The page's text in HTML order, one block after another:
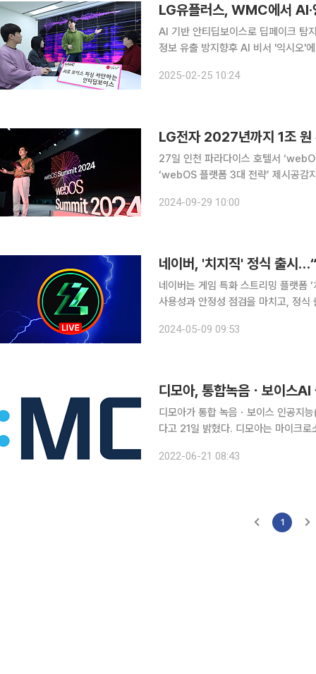
LG유플러스, WMC에서 AI·
AI 기반 안티딥보이스로 딥페이크 탐
정보 유출 방지향후 AI 비서 '익시오'에 탑
인정보 유출을 막는 인공지능(AI)·양
2025-02-25 10:24
27일 인천 파라다이스 호텔서
‘webOS 플랫폼 3대 전략’ 제시공
'미디어&엔터테인먼트 플랫폼 기업'으
2024-09-29 10:00
네이버는 게임 특화 스트리밍 플랫폼
사용성과 안정성 점검을 마치고, 정
장을 이어왔다. 트위치 구독기간 합산
2024-05-09 09:53
디모아, 통합녹음ㆍ보이스
디모아가 통합 녹음ㆍ보이스 인공지
다고 21일 밝혔다. 디모아는 마이크로소프트(Microsoft), 어도비(Adobe), 유니티(Unity) 등의
2022-06-21 08:43
1